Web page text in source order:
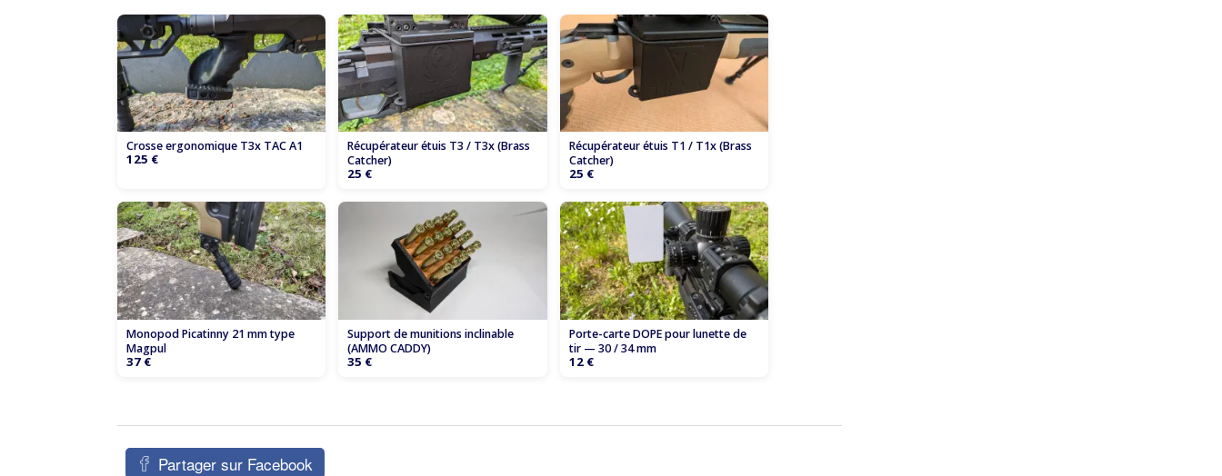
Crosse ergonomique T3x TAC A1
125 €
Récupérateur étuis T3 / T3x (Brass
Catcher)
25 €
Récupérateur étuis T1 / T1x (Brass
Catcher)
25 €
Monopod Picatinny 21 mm type
Magpul
37 €
Support de munitions inclinable
(AMMO CADDY)
35 €
Porte-carte DOPE pour lunette de
tir — 30 / 34 mm
12 €
Partager sur Facebook